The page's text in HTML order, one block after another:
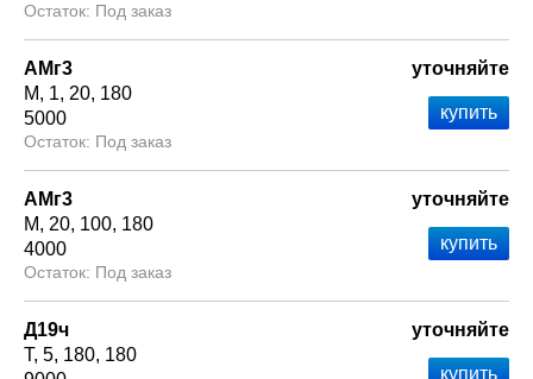
Под заказ
АМг3
М
1 20 180
5000
Под заказ
уточняйте
АМг3
М
20 100 180
4000
Под заказ
уточняйте
Д19ч
Т 5 180 180
уточняйте